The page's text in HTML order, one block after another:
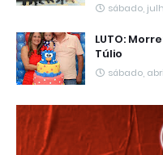
sábado,
LUTO:
Túlio
sábado,